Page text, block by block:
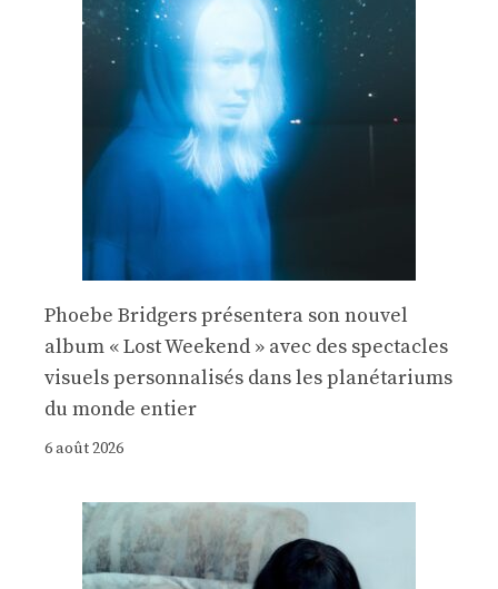
Phoebe Bridgers présentera son nouvel
album « Lost Weekend » avec des spectacles
visuels personnalisés dans les planétariums
du monde entier
6 août 2026